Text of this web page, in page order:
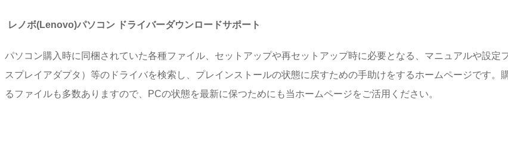
レノボ(Lenovo)パソコン ドライバーダウンロードサポート
パソコン購入時に同梱されていた各種ファイル、セットアップや再セットアップ時に必要となる、マニュアルや設
スプレイアダプタ）等のドライバを検索し、プレインストールの状態に戻すための手助けをするホームページです
るファイルも多数ありますので、PCの状態を最新に保つためにも当ホームページをご活用ください。